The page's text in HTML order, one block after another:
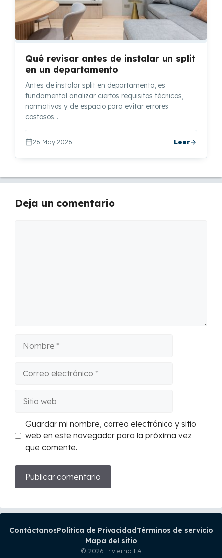
Qué revisar antes de instalar un split
en un departamento
Antes de instalar split en departamento, es
fundamental analizar ciertos requisitos técnicos,
normativos y de espacio para evitar errores
costosos…
26 May 2026 Leer
Deja un comentario
electrónico
web
Guardar mi nombre, correo electrónico y sitio
web en este navegador para la próxima vez
que comente.
ContáctanosPolítica de PrivacidadTérminos de servicio
Mapa del sitio
© 2026 Invierno LA